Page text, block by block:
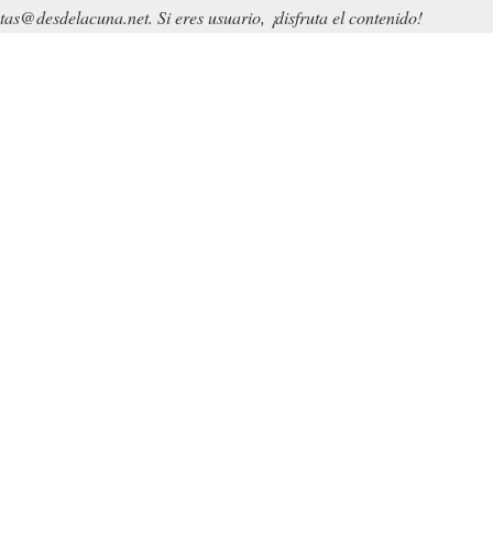
Si eres usuario, ¡disfruta el contenido!